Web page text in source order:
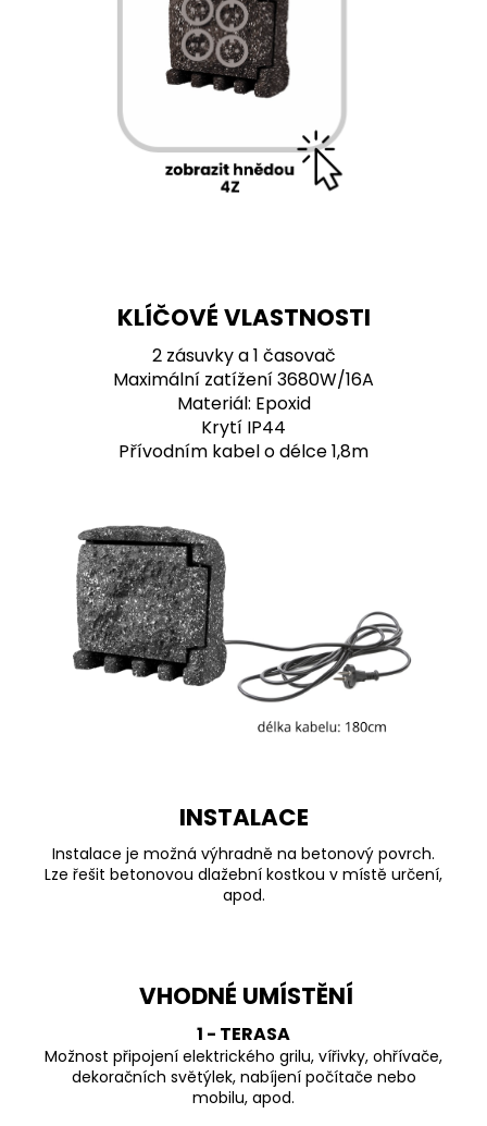
KLÍČOVÉ VLASTNOSTI
2 zásuvky a 1 časovač
Maximální zatížení 3680W/16A
Materiál: Epoxid
Krytí IP44
Přívodním kabel o délce 1,8m
INSTALACE
Instalace je možná výhradně na betonový povrch.
Lze řešit betonovou dlažební kostkou v místě určení,
apod.
VHODNÉ UMÍSTĚNÍ
1 - TERASA
Možnost připojení elektrického grilu, vířivky, ohřívače,
dekoračních světýlek, nabíjení počítače nebo
mobilu, apod.